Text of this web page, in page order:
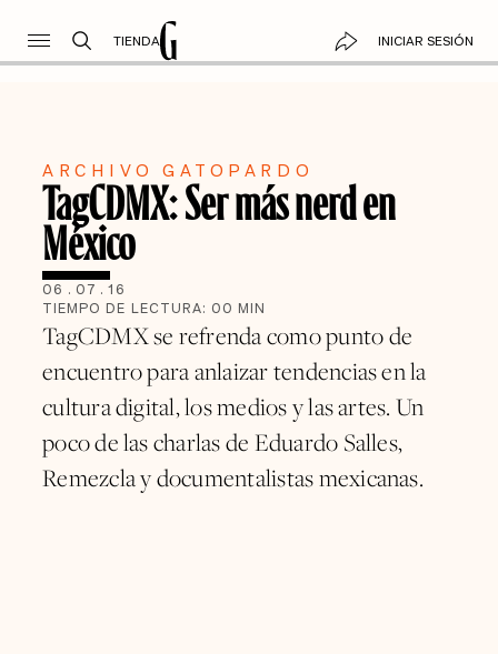
TIENDA INICIAR SESIÓN
ARCHIVO GATOPARDO
TagCDMX: Ser más nerd en
México
06 . 07 . 16
TIEMPO DE LECTURA: 00 MIN
TagCDMX se refrenda como punto de
encuentro para anlaizar tendencias en la
cultura digital, los medios y las artes. Un
poco de las charlas de Eduardo Salles,
Remezcla y documentalistas mexicanas.